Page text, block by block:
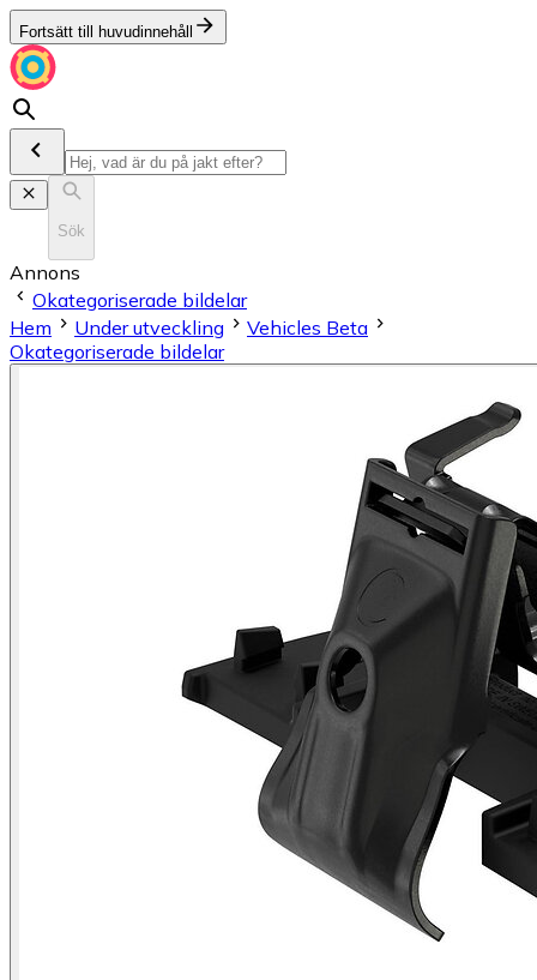
Fortsätt till huvudinnehåll
Sök
Annons
Okategoriserade bildelar
Hem
Under utveckling
Vehicles Beta
Okategoriserade bildelar